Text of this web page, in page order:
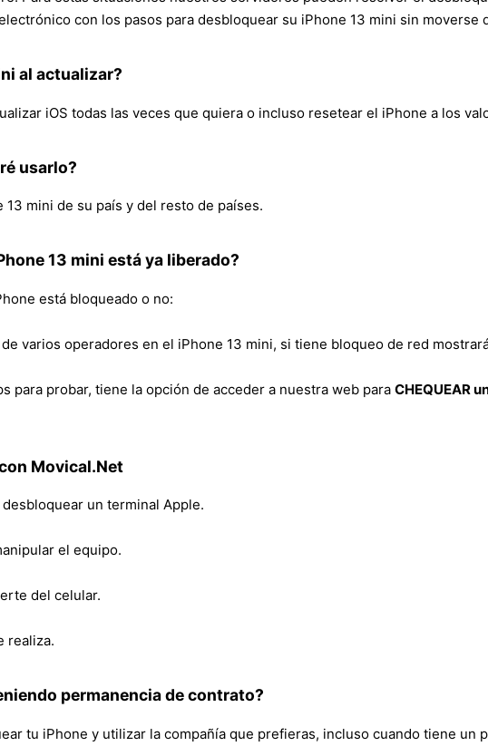
con los pasos para desbloquear su iPhone 13 mini sin moverse
al actualizar?
iOS todas las veces que quiera o incluso resetear el iPhone a los
usarlo?
mini de su país y del resto de países.
13 mini está ya liberado?
está bloqueado o no:
varios operadores en el iPhone 13 mini, si tiene bloqueo de red
para probar, tiene la opción de acceder a nuestra web para CHEQUEAR
Movical.Net
un terminal Apple.
el equipo.
del celular.
realiza.
permanencia de contrato?
tu iPhone y utilizar la compañía que prefieras, incluso cuando tiene un